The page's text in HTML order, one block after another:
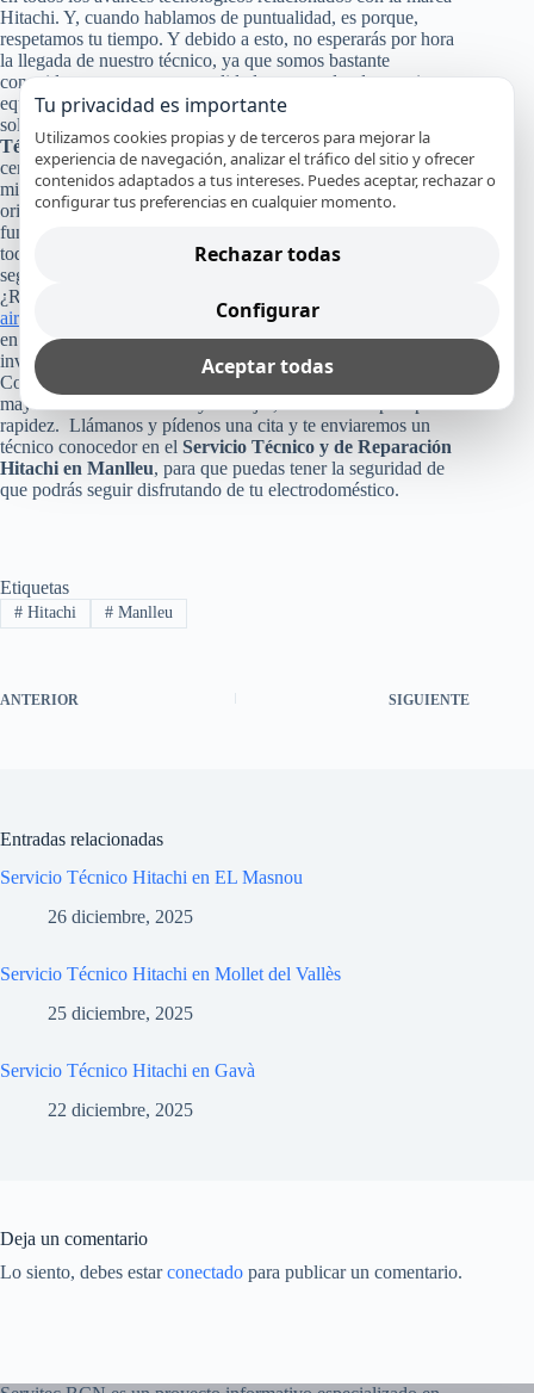
Hitachi. Y, cuando hablamos de puntualidad, es porque,
respetamos tu tiempo. Y debido a esto, no esperarás por hora
la llegada de nuestro técnico, ya que somos bastante
conocidos por nuestra puntualidad, para poder darte a ti y a tu
equipo Hitachi un servicio de calidad en Manlleu. Pero no
solo con eso nos conformamos nuestra calidad en el
Técnico y de Reparación Hitachi, también pasa por la
certificación de nuestros especialistas, nuestro servicio en el
mismo día en la mayoría de los casos y el uso de recambios
originales Hitachi que garanticen que tu aparato continuará
funcionando con alto rendimiento y por mucho tiempo. Y a
todo esto, le damos un broche de oro con nuestra absoluta y
segura garantía por nuestro trabajo.
¿Recuerdas cuánto costó tu refrigerador, lavadora, lavavajillas,
aire acondicionado
o cualquier otro equipo Hitachi que tienes
en tu casa, empresa u oficina? Pues, no arriesgues esa
inversión, poniendo tu aparato en manos inexperta.
Consúltanos, ya que como te dijimos arriba, te reparamos
mayormente el mismo día y lo mejor, sin cobro de plus por
rapidez. Llámanos y pídenos una cita y te enviaremos un
técnico conocedor en el Servicio Técnico y de Reparación
Hitachi en Manlleu, para que puedas tener la seguridad de
que podrás seguir disfrutando de tu electrodoméstico.
Etiquetas
#Hitachi #Manlleu
ANTERIOR SIGUIENTE
Entradas relacionadas
Servicio Técnico Hitachi en EL Masnou
26 diciembre, 2025
Servicio Técnico Hitachi en Mollet del Vallès
25 diciembre, 2025
Servicio Técnico Hitachi en Gavà
22 diciembre, 2025
Deja un comentario
Lo siento, debes estarconectado para publicar un comentario.
Tu privacidad es importante
Utilizamos cookies propias y de terceros para mejorar la
experiencia de navegación, analizar el tráfico del sitio y ofrecer
contenidos adaptados a tus intereses. Puedes aceptar, rechazar o
configurar tus preferencias en cualquier momento.
Rechazar todas
Configurar
Aceptar todas